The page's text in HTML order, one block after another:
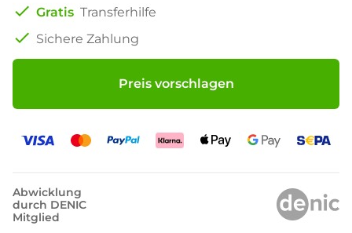
check Gratis Transferhilfe
check Sichere Zahlung
Preis vorschlagen
Abwicklung
durch DENIC
Mitglied